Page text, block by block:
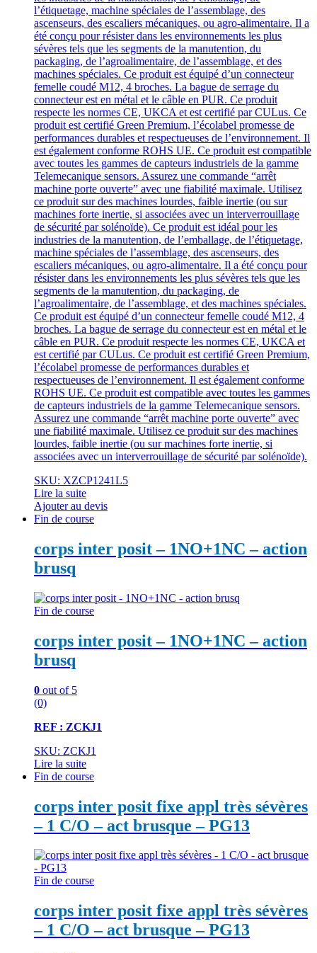
l’étiquetage, machine spéciales de l’assemblage, des
ascenseurs, des escaliers mécaniques, ou agro-alimentaire. Il a
été conçu pour résister dans les environnements les plus
sévères tels que les segments de la manutention, du
packaging, de l’agroalimentaire, de l’assemblage, et des
machines spéciales. Ce produit est équipé d’un connecteur
femelle coudé M12, 4 broches. La bague de serrage du
connecteur est en métal et le câble en PUR. Ce produit
respecte les normes CE, UKCA et est certifié par CULus. Ce
produit est certifié Green Premium, l’écolabel promesse de
performances durables et respectueuses de l’environnement. Il
est également conforme ROHS UE. Ce produit est compatible
avec toutes les gammes de capteurs industriels de la gamme
Telemecanique sensors. Assurez une commande “arrêt
machine porte ouverte” avec une fiabilité maximale. Utilisez
ce produit sur des machines lourdes, faible inertie (ou sur
machines forte inertie, si associées avec un interverrouillage
de sécurité par solénoïde). Ce produit est idéal pour les
industries de la manutention, de l’emballage, de l’étiquetage,
machine spéciales de l’assemblage, des ascenseurs, des
escaliers mécaniques, ou agro-alimentaire. Il a été conçu pour
résister dans les environnements les plus sévères tels que les
segments de la manutention, du packaging, de
l’agroalimentaire, de l’assemblage, et des machines spéciales.
Ce produit est équipé d’un connecteur femelle coudé M12, 4
broches. La bague de serrage du connecteur est en métal et le
câble en PUR. Ce produit respecte les normes CE, UKCA et
est certifié par CULus. Ce produit est certifié Green Premium,
l’écolabel promesse de performances durables et
respectueuses de l’environnement. Il est également conforme
ROHS UE. Ce produit est compatible avec toutes les gammes
de capteurs industriels de la gamme Telemecanique sensors.
Assurez une commande “arrêt machine porte ouverte” avec
une fiabilité maximale. Utilisez ce produit sur des machines
lourdes, faible inertie (ou sur machines forte inertie, si
associées avec un interverrouillage de sécurité par solénoïde).
SKU: XZCP1241L5
Lire la suite
Ajouter au devis
Fin de course
corps inter posit – 1NO+1NC – action
brusq
Fin de course
corps inter posit – 1NO+1NC – action
brusq
0 out of 5
(0)
REF : ZCKJ1
SKU: ZCKJ1
Lire la suite
Fin de course
corps inter posit fixe appl très sévères
– 1 C/O – act brusque – PG13
Fin de course
corps inter posit fixe appl très sévères
– 1 C/O – act brusque – PG13